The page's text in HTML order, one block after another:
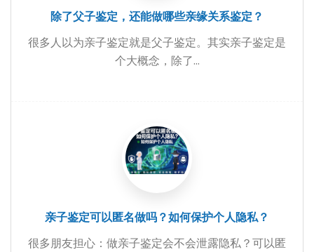
除了父子鉴定，还能做哪些亲缘关系鉴定？
很多人以为亲子鉴定就是父子鉴定。其实亲子鉴定是
个大概念，除了...
亲子鉴定可以匿名做吗？如何保护个人隐私？
很多朋友担心：做亲子鉴定会不会泄露隐私？可以匿